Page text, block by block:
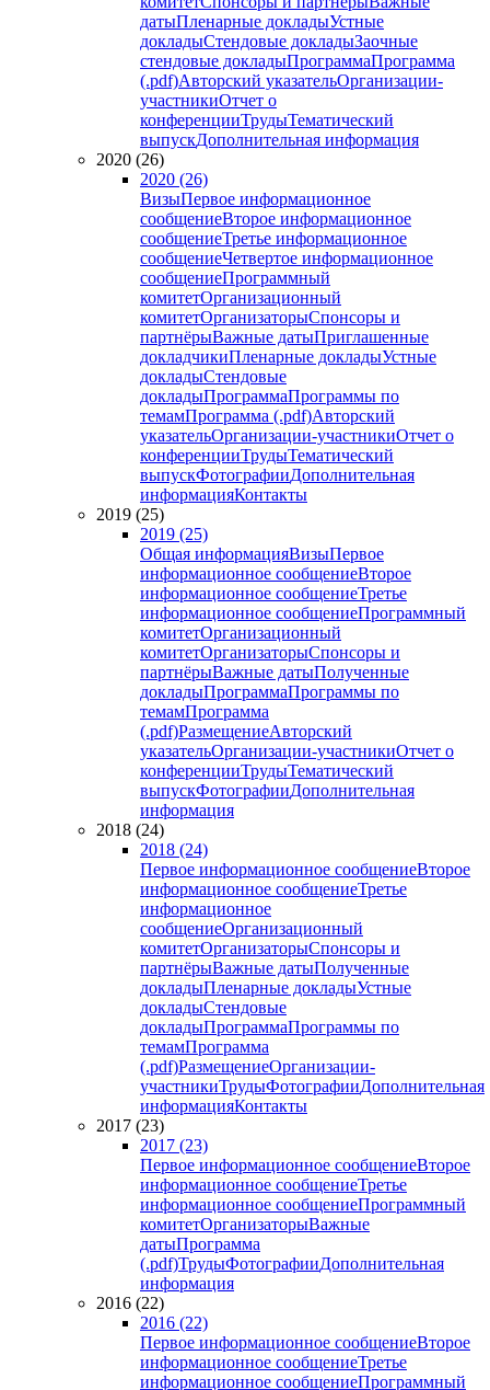
датыПленарные докладыУстные
докладыСтендовые докладыЗаочные
стендовые докладыПрограммаПрограмма
(.pdf)Авторский указательОрганизации-
участникиОтчет о
конференцииТрудыТематический
выпускДополнительная информация
2020 (26)
2020 (26)
ВизыПервое информационное
сообщениеВторое информационное
сообщениеТретье информационное
сообщениеЧетвертое информационное
сообщениеПрограммный
комитетОрганизационный
комитетОрганизаторыСпонсоры и
партнёрыВажные датыПриглашенные
докладчикиПленарные докладыУстные
докладыСтендовые
докладыПрограммаПрограммы по
темамПрограмма (.pdf)Авторский
указательОрганизации-участникиОтчет о
конференцииТрудыТематический
выпускФотографииДополнительная
информацияКонтакты
2019 (25)
2019 (25)
Общая информацияВизыПервое
информационное сообщениеВторое
информационное сообщениеТретье
информационное сообщениеПрограммный
комитетОрганизационный
комитетОрганизаторыСпонсоры и
партнёрыВажные датыПолученные
докладыПрограммаПрограммы по
темамПрограмма
(.pdf)РазмещениеАвторский
указательОрганизации-участникиОтчет о
конференцииТрудыТематический
выпускФотографииДополнительная
информация
2018 (24)
2018 (24)
Первое информационное сообщениеВторое
информационное сообщениеТретье
информационное
сообщениеОрганизационный
комитетОрганизаторыСпонсоры и
партнёрыВажные датыПолученные
докладыПленарные докладыУстные
докладыСтендовые
докладыПрограммаПрограммы по
темамПрограмма
(.pdf)РазмещениеОрганизации-
участникиТрудыФотографииДополнительная
информацияКонтакты
2017 (23)
2017 (23)
Первое информационное сообщениеВторое
информационное сообщениеТретье
информационное сообщениеПрограммный
комитетОрганизаторыВажные
датыПрограмма
(.pdf)ТрудыФотографииДополнительная
информация
2016 (22)
2016 (22)
Первое информационное сообщениеВторое
информационное сообщениеТретье
информационное сообщениеПрограммный